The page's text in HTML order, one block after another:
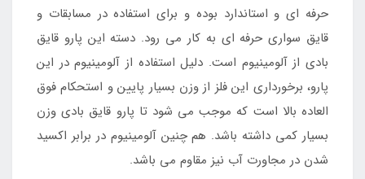
حرفه ای و استاندارد بوده و برای استفاده در مسابقات و
قایق سواری حرفه ای به کار می رود. دسته این پارو قایق
بادی از آلومینیوم است. دلیل استفاده از آلومینیوم در این
پارو، برخورداری این فلز از وزن بسیار پایین و استحکام فوق
العاده بالا است که موجب می شود تا پارو قایق بادی وزن
بسیار کمی داشته باشد. هم چنین آلومینیوم در برابر اکسید
شدن در مجاورت آب نیز مقاوم می باشد.